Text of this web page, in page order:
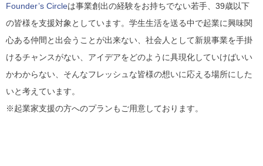
Founder’s Circleは事業創出の経験をお持ちでない若手、39歳以下
の皆様を支援対象としています。学生生活を送る中で起業に興味関
心ある仲間と出会うことが出来ない、社会人として新規事業を手掛
けるチャンスがない、アイデアをどのように具現化していけばいい
かわからない、そんなフレッシュな皆様の想いに応える場所にした
いと考えています。
※起業家支援の方へのプランもご用意しております。